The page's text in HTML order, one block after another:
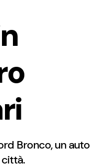
Bronco, un auto